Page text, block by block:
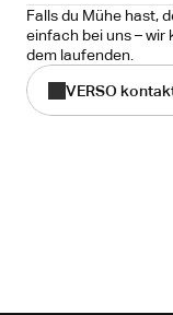
Falls du Mühe hast,
einfach bei uns – wir
dem laufenden.
VERSO